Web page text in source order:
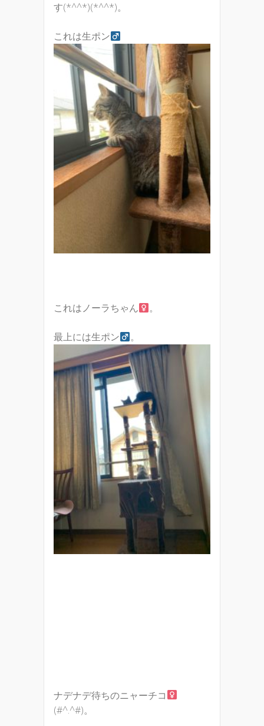
す(*^^*)(*^^*)。
これは生ポン
これはノーラちゃん 。
最上には生ポン 。
ナデナデ待ちのニャーチコ
(#^.^#)。